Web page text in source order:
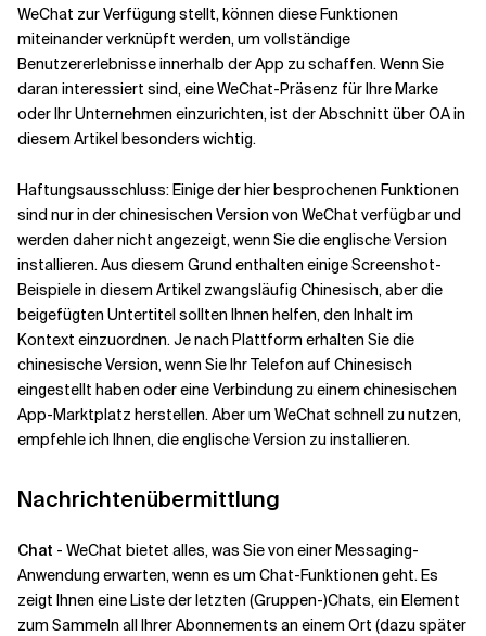
WeChat zur Verfügung stellt, können diese Funktionen
miteinander verknüpft werden, um vollständige
Benutzererlebnisse innerhalb der App zu schaffen. Wenn Sie
daran interessiert sind, eine WeChat-Präsenz für Ihre Marke
oder Ihr Unternehmen einzurichten, ist der Abschnitt über OA in
diesem Artikel besonders wichtig.
Haftungsausschluss: Einige der hier besprochenen Funktionen
sind nur in der chinesischen Version von WeChat verfügbar und
werden daher nicht angezeigt, wenn Sie die englische Version
installieren. Aus diesem Grund enthalten einige Screenshot-
Beispiele in diesem Artikel zwangsläufig Chinesisch, aber die
beigefügten Untertitel sollten Ihnen helfen, den Inhalt im
Kontext einzuordnen. Je nach Plattform erhalten Sie die
chinesische Version, wenn Sie Ihr Telefon auf Chinesisch
eingestellt haben oder eine Verbindung zu einem chinesischen
App-Marktplatz herstellen. Aber um WeChat schnell zu nutzen,
empfehle ich Ihnen, die englische Version zu installieren.
Nachrichtenübermittlung
Chat - WeChat bietet alles, was Sie von einer Messaging-
Anwendung erwarten, wenn es um Chat-Funktionen geht. Es
zeigt Ihnen eine Liste der letzten (Gruppen-)Chats, ein Element
zum Sammeln all Ihrer Abonnements an einem Ort (dazu später